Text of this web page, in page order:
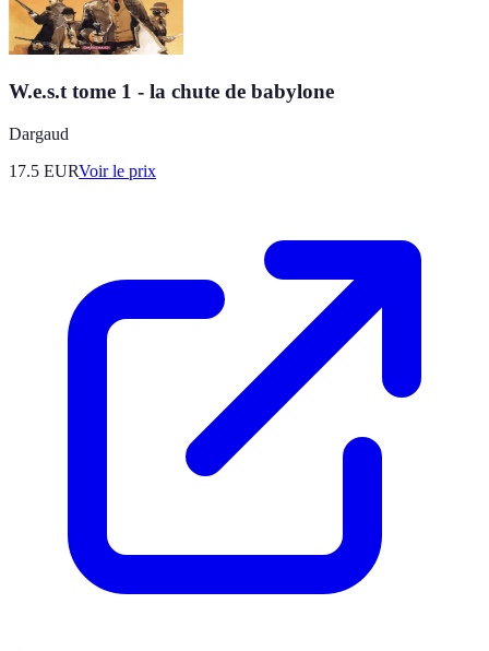
W.e.s.t tome 1 - la chute de babylone
Dargaud
17.5 EURVoir le prix